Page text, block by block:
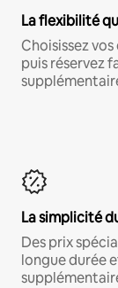
La flexibilité
Choisissez
puis réservez
La simplicité
Des prix
longue durée